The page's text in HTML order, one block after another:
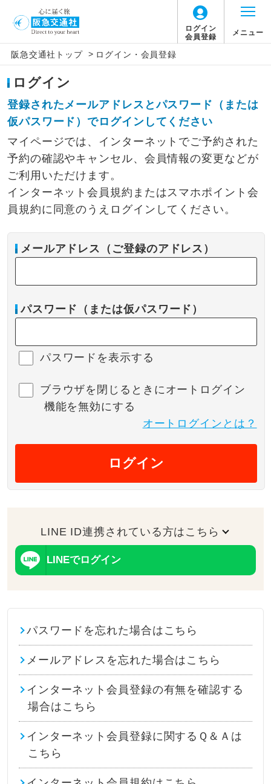
ログイン
会員登録
メニュー
阪急交通社トップ > ログイン・会員登録
ログイン
登録されたメールアドレスとパスワード（または
仮パスワード）でログインしてください
マイページでは、インターネットでご予約された
予約の確認やキャンセル、会員情報の変更などが
ご利用いただけます。
インターネット会員規約またはスマホポイント会
員規約に同意のうえログインしてください。
メールアドレス（ご登録のアドレス）
パスワード（または仮パスワード）
パスワードを表示する
ブラウザを閉じるときにオートログイン
機能を無効にする
オートログインとは？
ログイン
LINE ID連携されている方はこちら
LINEでログイン
パスワードを忘れた場合はこちら
メールアドレスを忘れた場合はこちら
インターネット会員登録の有無を確認する
場合はこちら
インターネット会員登録に関するＱ＆Ａは
こちら